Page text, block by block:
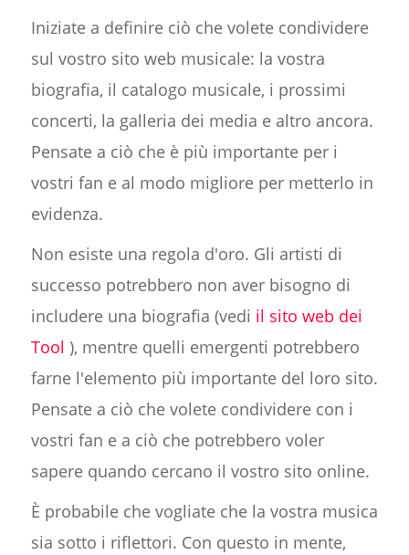
Iniziate a definire ciò che volete condividere
sul vostro sito web musicale: la vostra
biografia, il catalogo musicale, i prossimi
concerti, la galleria dei media e altro ancora.
Pensate a ciò che è più importante per i
vostri fan e al modo migliore per metterlo in
evidenza.
Non esiste una regola d'oro. Gli artisti di
successo potrebbero non aver bisogno di
includere una biografia (vedi il sito web dei
Tool ), mentre quelli emergenti potrebbero
farne l'elemento più importante del loro sito.
Pensate a ciò che volete condividere con i
vostri fan e a ciò che potrebbero voler
sapere quando cercano il vostro sito online.
È probabile che vogliate che la vostra musica
sia sotto i riflettori. Con questo in mente,